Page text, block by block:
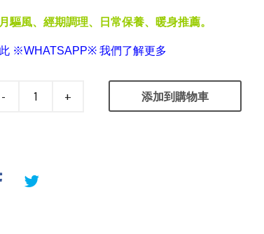
驅風、經期調理、日常保養、暖身推薦。
※WHATSAPP※ 我們了解更多
- + 添加到購物車